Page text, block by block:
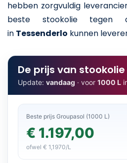
hebben zorgvuldig
beste stookolie tegen
in Tessenderlo kunnen
De prijs van
Update: vandaag · voor 1000 L
Beste prijs Groupasol (1000 L)
€ 1.197,00
ofwel € 1,1970/L